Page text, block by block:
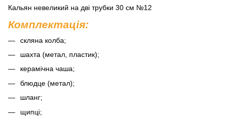
Кальян невеликий на дві трубки 30 см №12
Комплектація:
скляна колба;
шахта (метал, пластик);
керамічна чаша;
блюдце (метал);
шланг;
щипці;